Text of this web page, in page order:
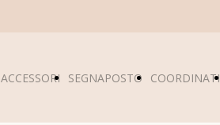
ACCESSORI SEGNAPOSTO COORDINATI